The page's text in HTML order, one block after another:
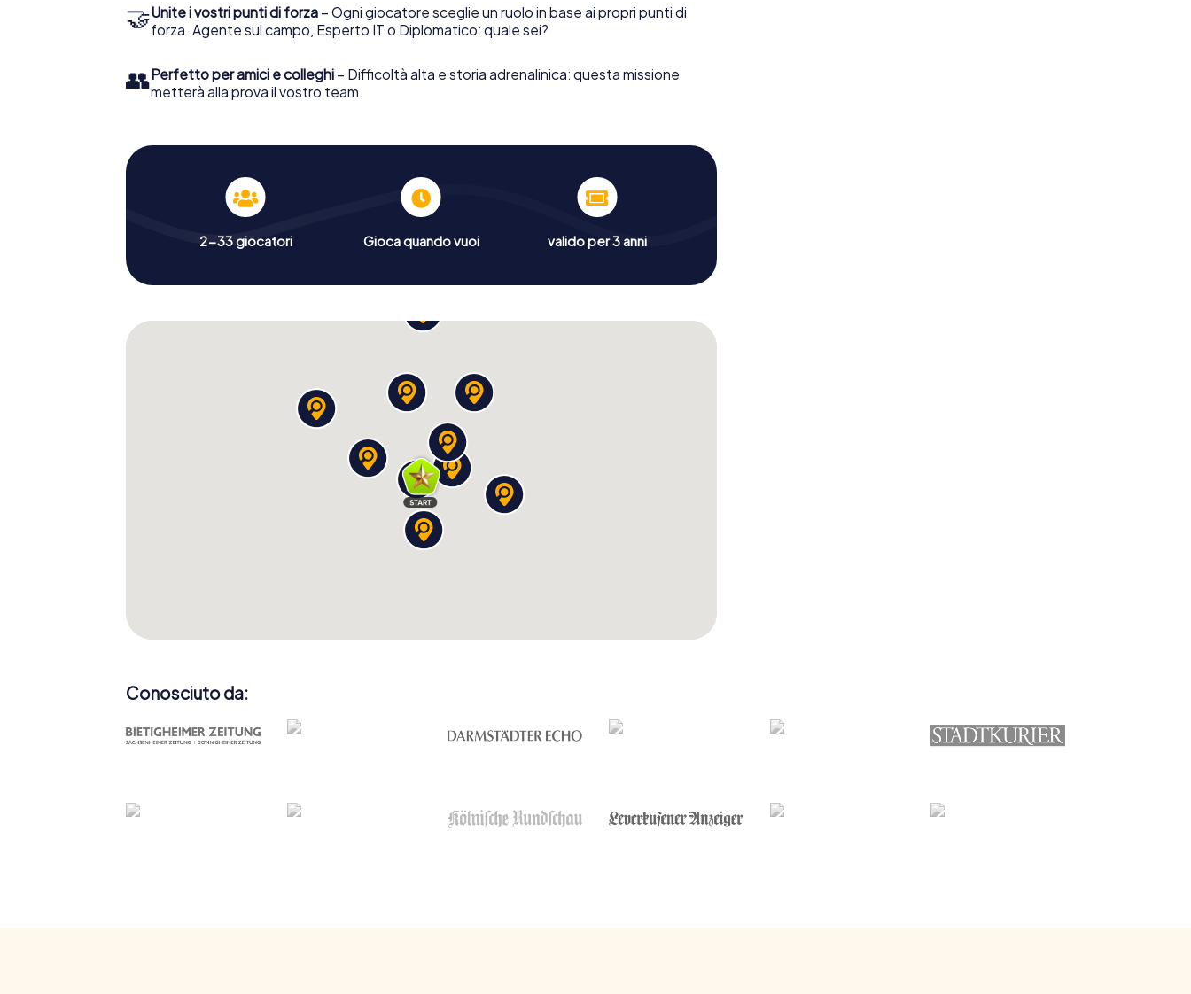
🤝Unite i vostri punti di forza – Ogni giocatore sceglie un ruolo in base ai propri punti di
forza. Agente sul campo, Esperto IT o Diplomatico: quale sei?
👥Perfetto per amici e colleghi – Difficoltà alta e storia adrenalinica: questa missione
metterà alla prova il vostro team.
2-33 giocatori Gioca quando vuoi valido per 3 anni
Conosciuto da: